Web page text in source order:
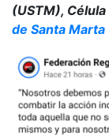
(USTM),
de Santa Marta